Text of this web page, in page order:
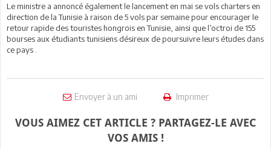
Le ministre a annoncé également le lancement en mai se vols charters en
direction de la Tunisie à raison de 5 vols par semaine pour encourager le
retour rapide des touristes hongrois en Tunisie, ainsi que l’octroi de 155
bourses aux étudiants tunisiens désireux de poursuivre leurs études dans
ce pays .
Envoyer à un ami Imprimer
VOUS AIMEZ CET ARTICLE ? PARTAGEZ-LE AVEC
VOS AMIS !